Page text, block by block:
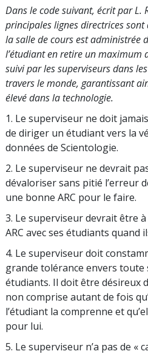
Dans le code suivant, écrit par L.
principales lignes directrices sont
la salle de cours est administrée
l’étudiant en retire un maximum
suivi par les superviseurs dans
travers le monde, garantissant
élevé dans la technologie.
1. Le superviseur ne doit
de diriger un étudiant vers la
données de Scientologie.
2. Le superviseur ne devrait
dévaloriser sans pitié l’erreur
une bonne ARC pour le faire.
3. Le superviseur devrait être
ARC avec ses étudiants
4. Le superviseur doit
grande tolérance envers toute
étudiants. Il doit être désireux
non comprise autant de fois
l’étudiant la comprenne et
pour lui.
5. Le superviseur n’a pas de «